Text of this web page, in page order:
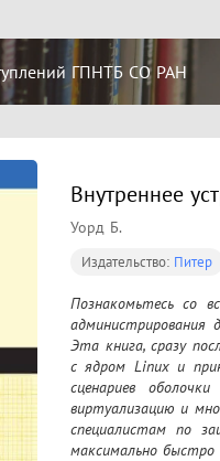
ГПНТБ СО РАН
Внутреннее
Уорд Б.
Издательство: Питер
Познакомьтесь со
администрирования
Эта книга, сразу
с ядром Linux и
сценариев
виртуализацию и
специалистам по
максимально